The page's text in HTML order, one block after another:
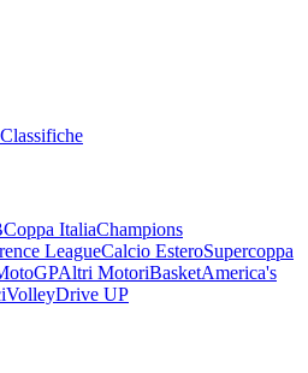
Coppa ItaliaChampions
LeagueCalcio EsteroSupercoppa
Altri MotoriBasketAmerica's
VolleyDrive UP